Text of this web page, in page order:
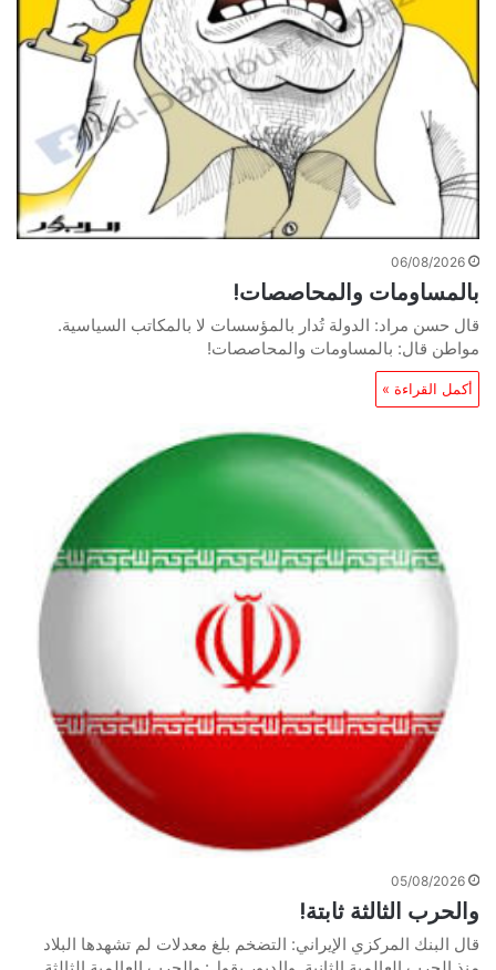
06/08/2026
بالمساومات والمحاصصات!
قال حسن مراد: الدولة تُدار بالمؤسسات لا بالمكاتب السياسية.
مواطن قال: بالمساومات والمحاصصات!
أكمل القراءة »
05/08/2026
والحرب الثالثة ثابتة!
قال البنك المركزي الإيراني: التضخم بلغ معدلات لم تشهدها البلاد